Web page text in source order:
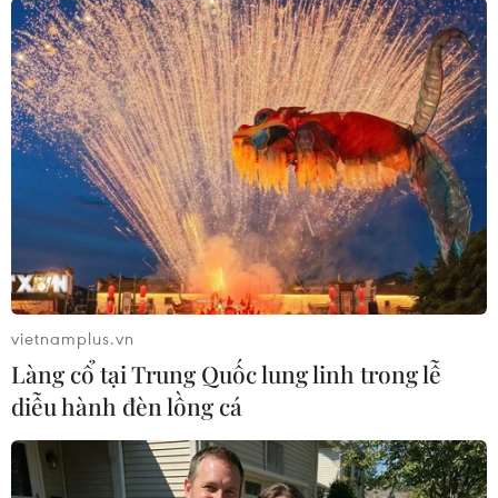
#Evergrande #chứng khoán châu Á
#giá cổ phiếu
#bom nợ
Theo dõi VietnamPlus
TIN LIÊN QUAN
vietnamplus.vn
Làng cổ tại Trung Quốc lung linh trong lễ
diễu hành đèn lồng cá